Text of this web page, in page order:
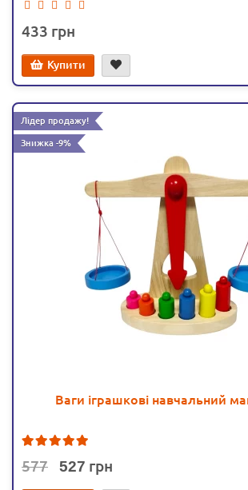
433
Купити
Лідер продажу!
Знижка -9%
Ваги іграшкові навчальний
577 527